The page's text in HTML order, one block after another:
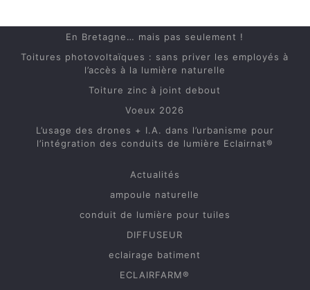
En Bretagne… mais pas seulement !
Toitures photovoltaïques : sans priver les employés à
l’accès à la lumière naturelle
Toiture zinc à joint debout
Voeux 2026
L’usage des drones + I.A. dans l’urbanisme pour
l’intégration des conduits de lumière Eclairnat®
Actualités
ampoule naturelle
conduit de lumière pour tuiles
DIFFUSEUR
eclairage batiment
ECLAIRFARM®